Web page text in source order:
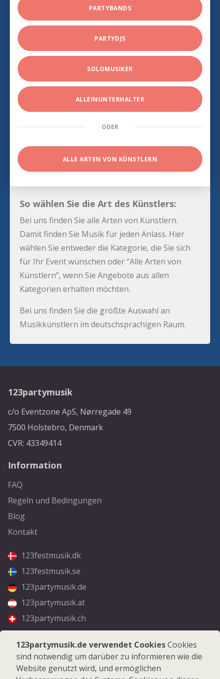
PARTYBANDS
PARTYDJS
SOLOMUSIKER
ALLEINUNTERHALTER
ODER
ALLE ARTEN VON KÜNSTLERN
So wählen Sie die Art des Künstlers:
Bei uns finden Sie alle Arten von Künstlern.
Damit finden Sie Musik für jeden Anlass. Hier
wählen Sie entweder die Kategorie, die Sie sich
für Ihr Event wünschen oder “Alle Arten von
Künstlern”, wenn Sie Angebote aus allen
Kategorien erhalten möchten.
Bei uns finden Sie die größte Auswahl an
Musikkünstlern im deutschsprachigen Raum.
123partymusik
c/o Eventzone ApS, Nørregade 49
7500 Holstebro, Denmark
CVR: 43349414
Information
FAQ
Regeln und Bedingungen
Blog
Kontakt
123festmusik.dk
123festmusik.se
123partymusik.de
123partymusik.at
123partymusik.ch
Folgen Sie uns
Facebook
Instagram
123partymusik.de verwendet CookiesCookies
sind notwendig um darüber zu informieren wie die
Website genutzt wird, und ermöglichen